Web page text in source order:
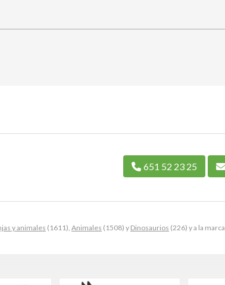
y animales (1611), Animales (1508) y Dinosaurios (226) y a la marca
651 52 23 25